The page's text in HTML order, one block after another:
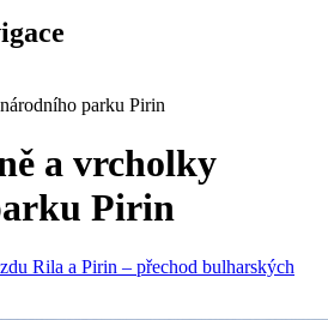
parku Pirin
a vrcholky
Pirin
Rila a Pirin – přechod bulharských